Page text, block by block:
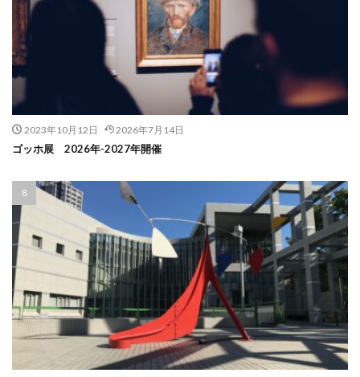
2023年10月12日 2026年7月14日
ゴッホ展 2026年-2027年開催